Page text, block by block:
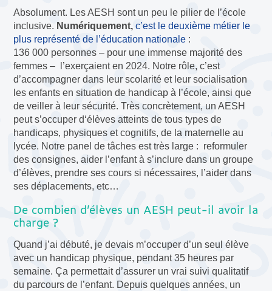
Absolument. Les AESH sont un peu le pilier de l’école
inclusive. Numériquement,c’est le deuxième métier le
plus représenté de l’éducation nationale :
136 000 personnes – pour une immense majorité des
femmes – l’exerçaient en 2024. Notre rôle, c’est
d’accompagner dans leur scolarité et leur socialisation
les enfants en situation de handicap à l’école, ainsi que
de veiller à leur sécurité. Très concrètement, un AESH
peut s’occuper d‘élèves atteints de tous types de
handicaps, physiques et cognitifs, de la maternelle au
lycée. Notre panel de tâches est très large : reformuler
des consignes, aider l’enfant à s’inclure dans un groupe
d’élèves, prendre ses cours si nécessaires, l’aider dans
ses déplacements, etc…
De combien d’élèves un AESH peut-il avoir la
charge ?
Quand j’ai débuté, je devais m’occuper d’un seul élève
avec un handicap physique, pendant 35 heures par
semaine. Ça permettait d’assurer un vrai suivi qualitatif
du parcours de l’enfant. Depuis quelques années, un